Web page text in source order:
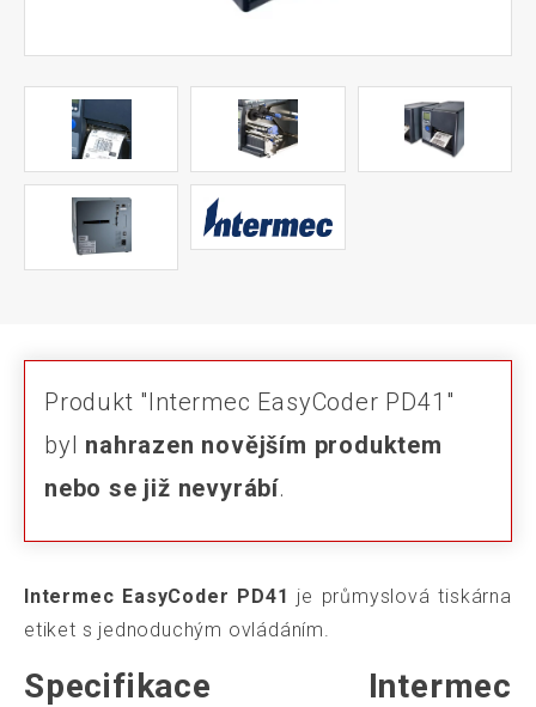
Produkt "Intermec EasyCoder PD41"
byl nahrazen novějším produktem
nebo se již nevyrábí.
Intermec EasyCoder PD41 je průmyslová tiskárna
etiket s jednoduchým ovládáním.
Specifikace Intermec